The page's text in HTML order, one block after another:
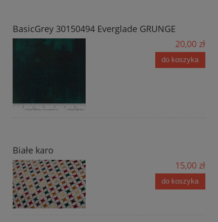
BasicGrey 30150494 Everglade GRUNGE
20,00 zł
do koszyka
Białe karo
15,00 zł
do koszyka